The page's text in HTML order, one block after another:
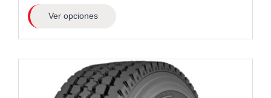
Ver opciones